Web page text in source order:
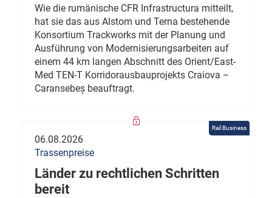
Wie die rumänische CFR Infrastructura mitteilt,
hat sie das aus Alstom und Terna bestehende
Konsortium Trackworks mit der Planung und
Ausführung von Modernisierungsarbeiten auf
einem 44 km langen Abschnitt des Orient/East-
Med TEN-T Korridorausbauprojekts Craiova –
Caransebeș beauftragt.
Rail Business
06.08.2026
Trassenpreise
Länder zu rechtlichen Schritten
bereit